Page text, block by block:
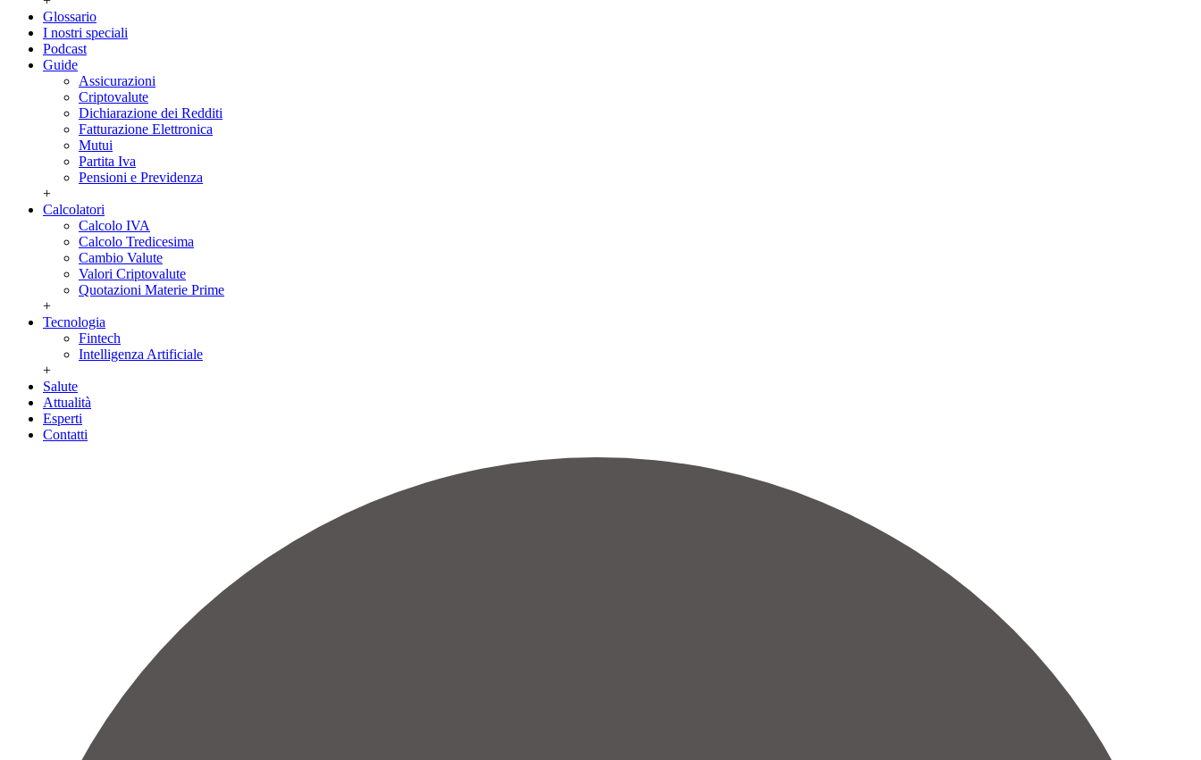
Glossario
I nostri speciali
Podcast
Guide
Assicurazioni
Criptovalute
Dichiarazione dei Redditi
Fatturazione Elettronica
Mutui
Partita Iva
Pensioni e Previdenza
+
Calcolatori
Calcolo IVA
Calcolo Tredicesima
Cambio Valute
Valori Criptovalute
Quotazioni Materie Prime
+
Tecnologia
Fintech
Intelligenza Artificiale
+
Salute
Attualità
Esperti
Contatti